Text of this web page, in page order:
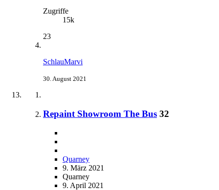
Zugriffe
15k
23
SchlauMarvi
30. August 2021
Repaint Showroom The Bus 32
Quarney
9. März 2021
Quarney
9. April 2021